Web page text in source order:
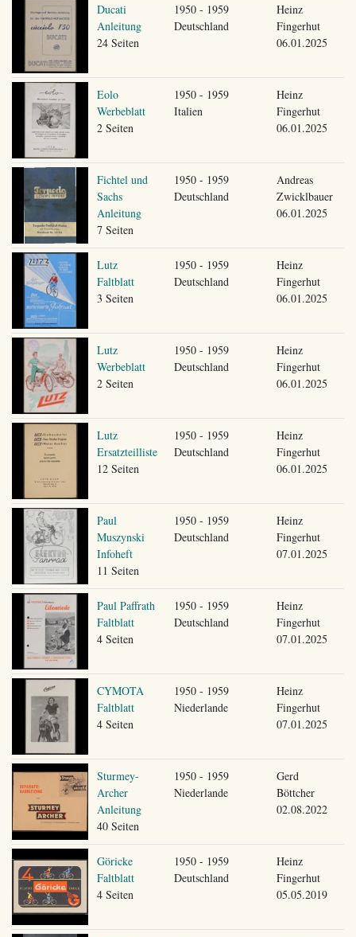
Ducati
Anleitung
24 Seiten
1950 - 1959
Deutschland
Heinz
Fingerhut
06.01.2025
Eolo
Werbeblatt
2 Seiten
1950 - 1959
Italien
Heinz
Fingerhut
06.01.2025
Fichtel und
Sachs
Anleitung
7 Seiten
1950 - 1959
Deutschland
Andreas
Zwicklbauer
06.01.2025
Lutz
Faltblatt
3 Seiten
1950 - 1959
Deutschland
Heinz
Fingerhut
06.01.2025
Lutz
Werbeblatt
2 Seiten
1950 - 1959
Deutschland
Heinz
Fingerhut
06.01.2025
Lutz
Ersatzteilliste
12 Seiten
1950 - 1959
Deutschland
Heinz
Fingerhut
06.01.2025
Paul
Muszynski
Infoheft
11 Seiten
1950 - 1959
Deutschland
Heinz
Fingerhut
07.01.2025
Paul Paffrath
Faltblatt
4 Seiten
1950 - 1959
Deutschland
Heinz
Fingerhut
07.01.2025
CYMOTA
Faltblatt
4 Seiten
1950 - 1959
Niederlande
Heinz
Fingerhut
07.01.2025
Sturmey-
Archer
Anleitung
40 Seiten
1950 - 1959
Niederlande
Gerd
Böttcher
02.08.2022
Göricke
Faltblatt
4 Seiten
1950 - 1959
Deutschland
Heinz
Fingerhut
05.05.2019